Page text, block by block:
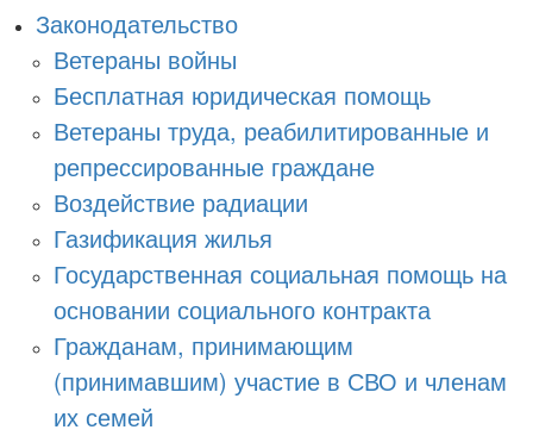
Законодательство
Ветераны войны
Бесплатная юридическая помощь
Ветераны труда, реабилитированные и
репрессированные граждане
Воздействие радиации
Газификация жилья
Государственная социальная помощь на
основании социального контракта
Гражданам, принимающим
(принимавшим) участие в СВО и членам
их семей